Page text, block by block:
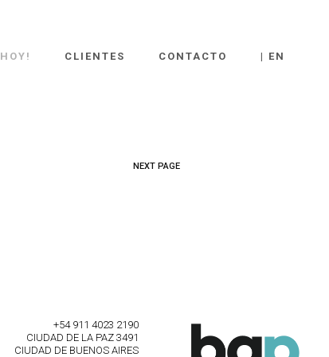
HOY! CLIENTES CONTACTO | EN
NEXT PAGE
+54 911 4023 2190
CIUDAD DE LA PAZ 3491
CIUDAD DE BUENOS AIRES